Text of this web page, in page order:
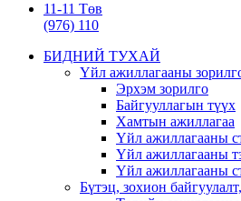
11-11 Төв
(976) 110
БИДНИЙ ТУХАЙ
Үйл ажиллагааны
Эрхэм зорилго
Байгууллагын түүх
Хамтын ажиллагаа
Үйл ажиллагааны
Үйл ажиллагааны
Үйл ажиллагааны
Бүтэц, зохион